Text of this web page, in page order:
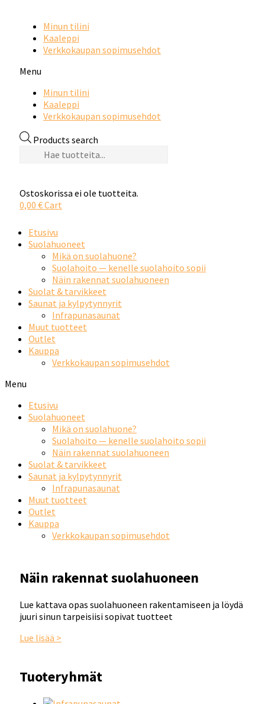
Minun tilini
Kaaleppi
Verkkokaupan sopimusehdot
Menu
Minun tilini
Kaaleppi
Verkkokaupan sopimusehdot
Products search
Ostoskorissa ei ole tuotteita.
0,00 €Cart
Etusivu
Suolahuoneet
Mikä on suolahuone?
Suolahoito — kenelle suolahoito sopii
Näin rakennat suolahuoneen
Suolat & tarvikkeet
Saunat ja kylpytynnyrit
Infrapunasaunat
Muut tuotteet
Outlet
Kauppa
Verkkokaupan sopimusehdot
Menu
Etusivu
Suolahuoneet
Mikä on suolahuone?
Suolahoito — kenelle suolahoito sopii
Näin rakennat suolahuoneen
Suolat & tarvikkeet
Saunat ja kylpytynnyrit
Infrapunasaunat
Muut tuotteet
Outlet
Kauppa
Verkkokaupan sopimusehdot
Näin rakennat suolahuoneen
Lue kattava opas suolahuoneen rakentamiseen ja löydä
juuri sinun tarpeisiisi sopivat tuotteet
Lue lisää >
Tuoteryhmät